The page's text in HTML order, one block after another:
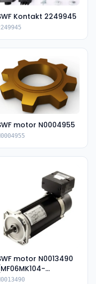
Kontakt 2249945
motor N0004955
motor N0013490
IP66)